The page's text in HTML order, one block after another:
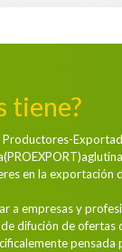
tiene?
Productores-
en la exportación
a empresas y
difución de ofertas
pensada